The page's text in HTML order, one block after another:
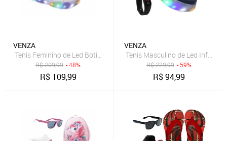
VENZA
Tenis Feminino de Led Botinha Borboleta Glitter Calce Facil +
R$209,99 - 48%
R$ 109,99
VENZA
Tenis Masculino de Led Infantil
R$229,99 - 59%
R$94,99